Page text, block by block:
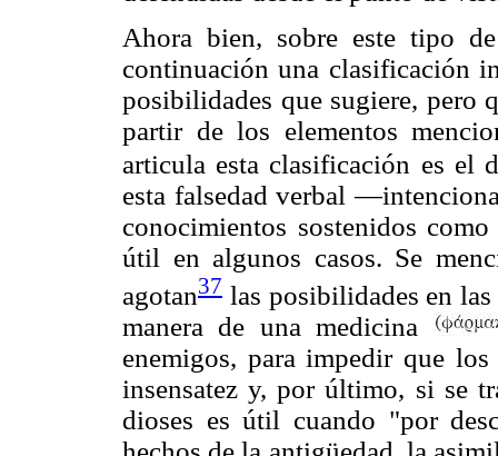
Ahora bien, sobre este tipo
continuación una clasificación
posibilidades que sugiere, pero
partir de los elementos
articula esta clasificación es el
esta falsedad verbal
conocimientos sostenidos
útil en algunos casos. Se
agotan37 las posibilidades en
manera de una medicina
enemigos, para impedir que
insensatez y, por último, si se
dioses es útil cuando "por